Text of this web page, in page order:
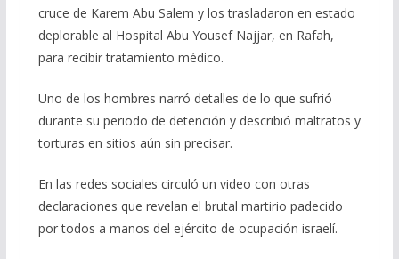
cruce de Karem Abu Salem y los trasladaron en estado
deplorable al Hospital Abu Yousef Najjar, en Rafah,
para recibir tratamiento médico.
Uno de los hombres narró detalles de lo que sufrió
durante su periodo de detención y describió maltratos y
torturas en sitios aún sin precisar.
En las redes sociales circuló un video con otras
declaraciones que revelan el brutal martirio padecido
por todos a manos del ejército de ocupación israelí.